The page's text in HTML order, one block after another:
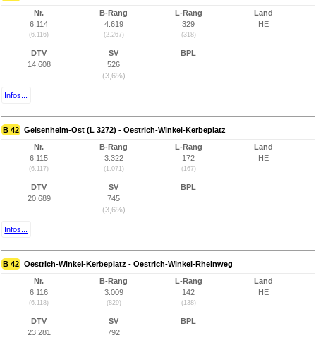
Nr.
6.114
(6.116)
B-Rang
4.619
(2.267)
L-Rang
329
(318)
Land
HE
DTV
14.608
SV
526
(3,6%)
BPL
Infos...
B 42 Geisenheim-Ost (L 3272) - Oestrich-Winkel-Kerbeplatz
Nr.
6.115
(6.117)
B-Rang
3.322
(1.071)
L-Rang
172
(167)
Land
HE
DTV
20.689
SV
745
(3,6%)
BPL
Infos...
B 42 Oestrich-Winkel-Kerbeplatz - Oestrich-Winkel-Rheinweg
Nr.
6.116
(6.118)
B-Rang
3.009
(829)
L-Rang
142
(138)
Land
HE
DTV
23.281
SV
792
BPL